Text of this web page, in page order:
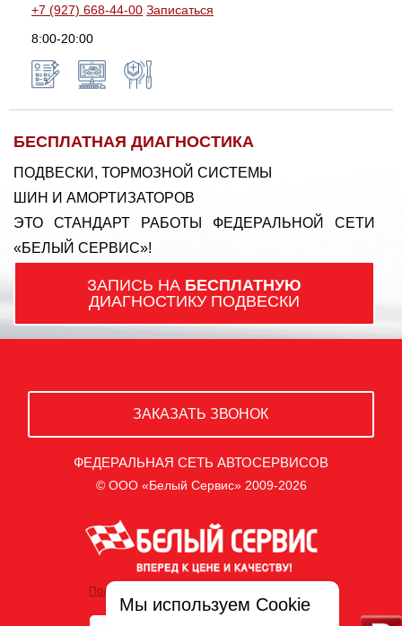
+7 (927) 668-44-00 Записаться
8:00-20:00
БЕСПЛАТНАЯ ДИАГНОСТИКА
ПОДВЕСКИ, ТОРМОЗНОЙ СИСТЕМЫ
ШИН И АМОРТИЗАТОРОВ
ЭТО СТАНДАРТ РАБОТЫ ФЕДЕРАЛЬНОЙ СЕТИ
«БЕЛЫЙ СЕРВИС»!
ЗАПИСЬ НА БЕСПЛАТНУЮ
ДИАГНОСТИКУ ПОДВЕСКИ
ЗАКАЗАТЬ ЗВОНОК
ФЕДЕРАЛЬНАЯ СЕТЬ АВТОСЕРВИСОВ
© ООО «Белый Сервис» 2009-2026
Политика обработки персональных данных
Мы используем Cookie